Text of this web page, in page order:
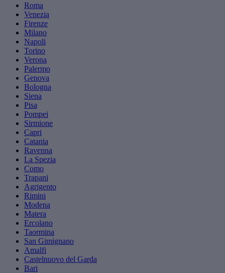
Roma
Venezia
Firenze
Milano
Napoli
Torino
Verona
Palermo
Genova
Bologna
Siena
Pisa
Pompei
Sirmione
Capri
Catania
Ravenna
La Spezia
Como
Trapani
Agrigento
Rimini
Modena
Matera
Ercolano
Taormina
San Gimignano
Amalfi
Castelnuovo del Garda
Bari